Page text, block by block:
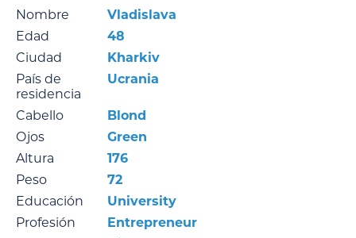
Nombre
Vladislava
Edad
48
Ciudad
Kharkiv
País de
residencia
Ucrania
Cabello
Blond
Ojos
Green
Altura
176
Peso
72
Educación
University
Profesión
Entrepreneur